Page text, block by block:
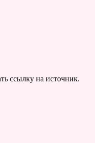
ссылку на источник.